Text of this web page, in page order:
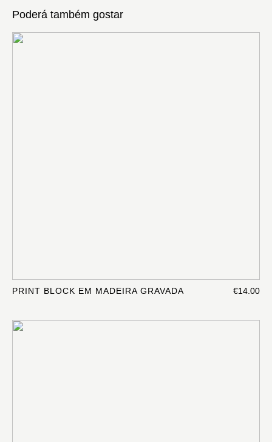
Poderá também gostar
PRINT BLOCK EM MADEIRA GRAVADA €14.00